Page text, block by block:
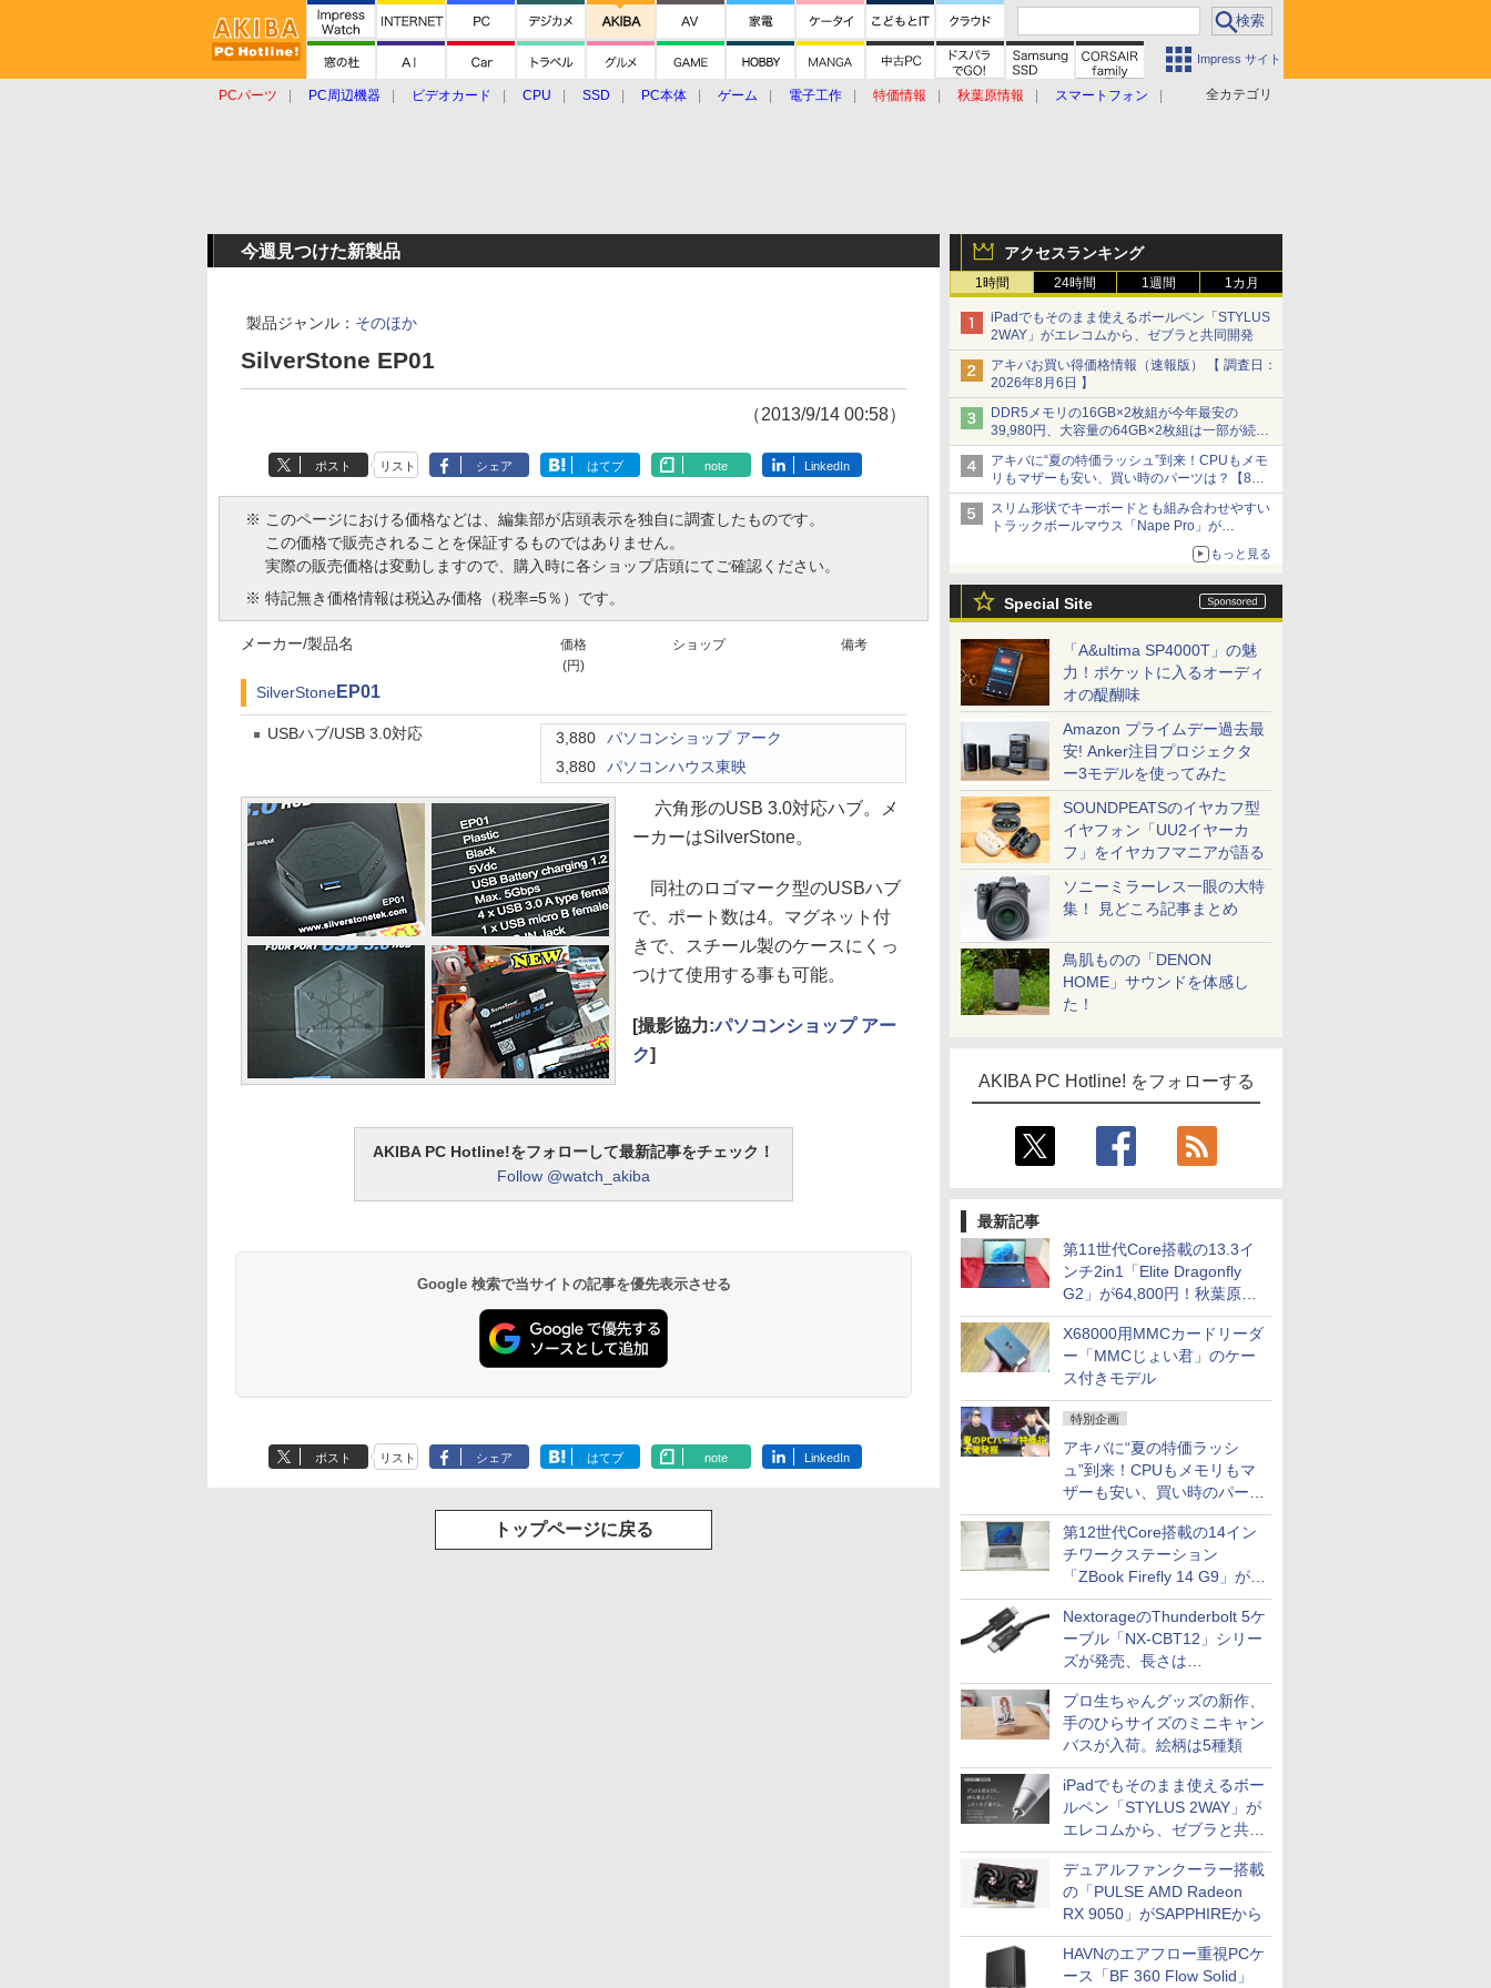
Impress サイト
全カテゴリ
PCパーツ PC周辺機器 ビデオカード CPU SSD PC本体 ゲーム 電子工作 特価情報 秋葉原情報
スマートフォン
アクセスランキング
1時間 24時間 1週間 1カ月
iPadでもそのまま使えるボールペン「STYLUS
2WAY」がエレコムから、ゼブラと共同開発
アキバお買い得価格情報（速報版） 【 調査日：
2026年8月6日 】
DDR5メモリの16GB×2枚組が今年最安の
39,980円、大容量の64GB×2枚組は一部が続騰
[8月前半のメモリ価格]
アキバに“夏の特価ラッシュ”到来！CPUもメモ
リもマザーも安い、買い時のパーツは？【8月7
日(金)22時配信】
スリム形状でキーボードとも組み合わせやすい
トラックボールマウス「Nape Pro」が
もっと見る
Special Site
「A&ultima SP4000T」の魅
力！ポケットに入るオーディ
オの醍醐味
Amazon プライムデー過去最
安! Anker注目プロジェクタ
ー3モデルを使ってみた
SOUNDPEATSのイヤカフ型
イヤフォン「UU2イヤーカ
フ」をイヤカフマニアが語る
ソニーミラーレス一眼の大特
集！ 見どころ記事まとめ
鳥肌ものの「DENON
HOME」サウンドを体感し
た！
AKIBA PC Hotline! をフォローする
最新記事
第11世代Core搭載の13.3イ
ンチ2in1「Elite Dragonfly
G2」が64,800円！秋葉原で
中古PCセール
X68000用MMCカードリーダ
ー「MMCじょい君」のケー
ス付きモデル
特別企画
アキバに“夏の特価ラッシ
ュ”到来！CPUもメモリもマ
ザーも安い、買い時のパーツ
は？【8月7日(金)22時配信】
第12世代Core搭載の14イン
チワークステーション
「ZBook Firefly 14 G9」が
79,800円！秋葉原で中古PC
セール
NextorageのThunderbolt 5ケ
ーブル「NX-CBT12」シリー
ズが発売、長さは
30cm/50cm/1mの3種類
プロ生ちゃんグッズの新作、
手のひらサイズのミニキャン
バスが入荷。絵柄は5種類
iPadでもそのまま使えるボー
ルペン「STYLUS 2WAY」が
エレコムから、ゼブラと共同
開発
デュアルファンクーラー搭載
の「PULSE AMD Radeon
RX 9050」がSAPPHIREから
HAVNのエアフロー重視PCケ
ース「BF 360 Flow Solid」
今週見つけた新製品
製品ジャンル： そのほか
SilverStone EP01
（2013/9/14 00:58）
ポスト リスト シェア はてブ note LinkedIn
※ このページにおける価格などは、編集部が店頭表示を独自に調査したものです。
この価格で販売されることを保証するものではありません。
実際の販売価格は変動しますので、購入時に各ショップ店頭にてご確認ください。
※ 特記無き価格情報は税込み価格（税率=5％）です。
価格
(円)
ショップ 備考
メーカー/製品名
SilverStone EP01
USBハブ/USB 3.0対応 3,880
パソコンショップ アーク
3,880
パソコンハウス東映
六角形のUSB 3.0対応ハブ。メ
ーカーはSilverStone。
同社のロゴマーク型のUSBハブ
で、ポート数は4。マグネット付
きで、スチール製のケースにくっ
つけて使用する事も可能。
[撮影協力:パソコンショップ アー
ク]
AKIBA PC Hotline!をフォローして最新記事をチェック！
Follow @watch_akiba
Google 検索で当サイトの記事を優先表示させる
ポスト リスト シェア はてブ note LinkedIn
トップページに戻る